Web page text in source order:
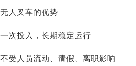
无人叉车的优势
一次投入，长期稳定运行
不受人员流动、请假、离职影响